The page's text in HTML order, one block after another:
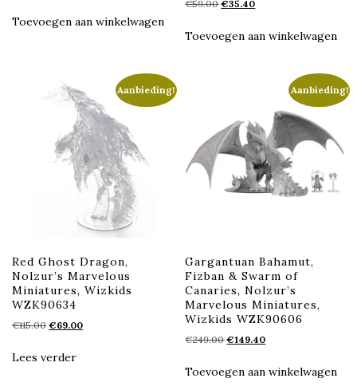
was:
is:
Toevoegen aan winkelwagen
€59.00Oorspronkelijke
was:
€35.40Huidige
is:
Toevoegen aan winkelwagen
Aanbieding!
Red Ghost Dragon,
Nolzur’s Marvelous
Miniatures, Wizkids
WZK90634
€115.00 Oorspronkelijke
was:
€69.00Huidige
Lees verder
Aanbieding!
Gargantuan Bahamut,
Fizban & Swarm of
Canaries, Nolzur’s
Marvelous Miniatures,
Wizkids WZK90606
€249.00Oorspronkelijke
was:
€149.40Huidige
is:
Toevoegen aan winkelwagen